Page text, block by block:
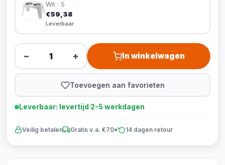
Wit · S
€59,38
Leverbaar
− + In winkelwagen
Toevoegen aan favorieten
Leverbaar: levertijd 2-5 werkdagen
Veilig betalen Gratis v.a. €70* 14 dagen retour